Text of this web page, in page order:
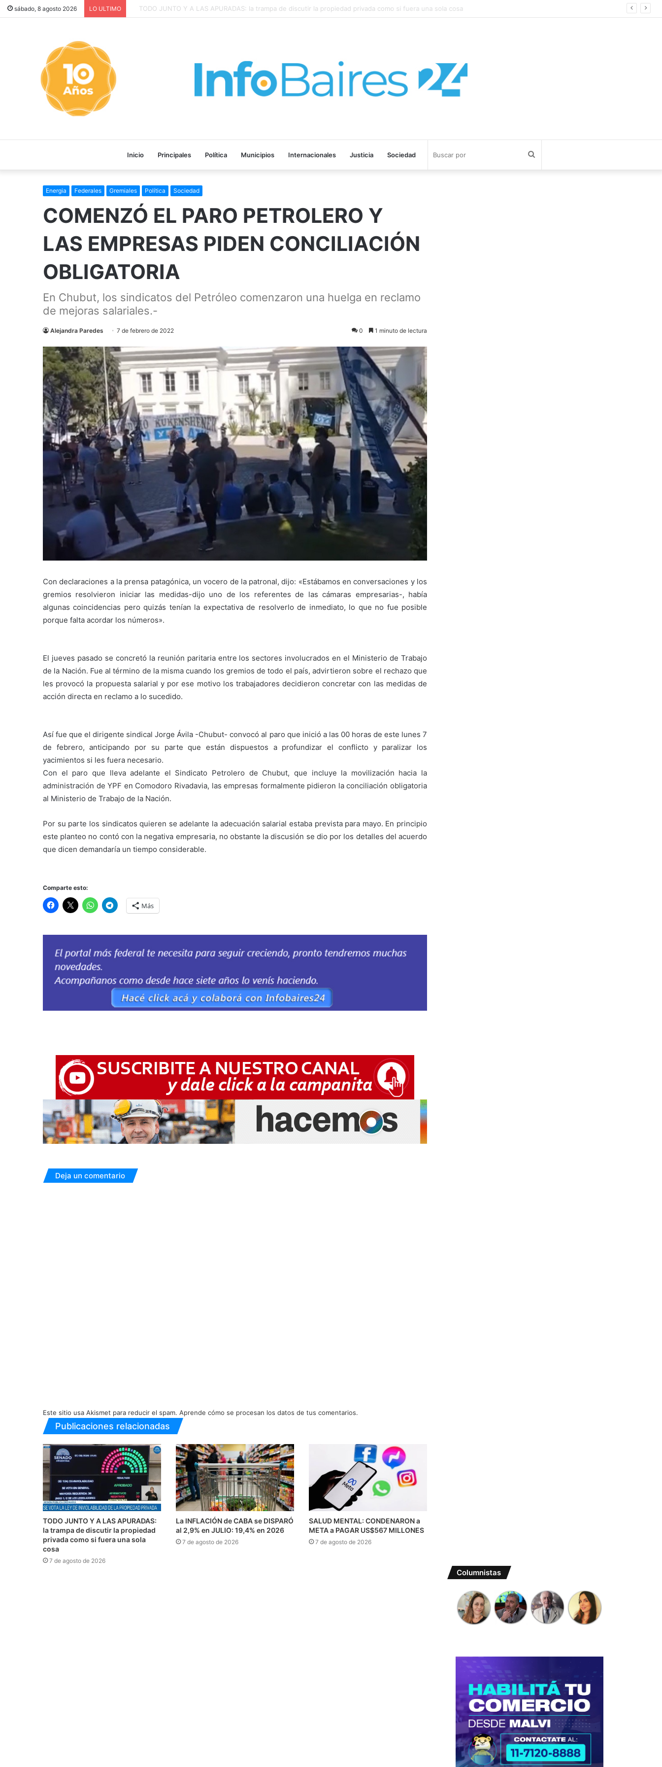
sábado, 8 agosto 2026 LO ULTIMO La INFLACIÓN de CABA se DISPARÓ al 2,9% en JULIO: 19,4% en 2026
Inicio Principales Política Municipios Internacionales Justicia Sociedad
Energia Federales Gremiales Política Sociedad
COMENZÓ EL PARO PETROLERO Y
LAS EMPRESAS PIDEN CONCILIACIÓN
OBLIGATORIA
En Chubut, los sindicatos del Petróleo comenzaron una huelga en reclamo
de mejoras salariales.-
Alejandra Paredes 7 de febrero de 2022 0 1 minuto de lectura
Con declaraciones a la prensa patagónica, un vocero de la patronal, dijo: «Estábamos en conversaciones y los
gremios resolvieron iniciar las medidas-dijo uno de los referentes de las cámaras empresarias-, había
algunas coincidencias pero quizás tenían la expectativa de resolverlo de inmediato, lo que no fue posible
porque falta acordar los números».
El jueves pasado se concretó la reunión paritaria entre los sectores involucrados en el Ministerio de Trabajo
de la Nación. Fue al término de la misma cuando los gremios de todo el país, advirtieron sobre el rechazo que
les provocó la propuesta salarial y por ese motivo los trabajadores decidieron concretar con las medidas de
acción directa en reclamo a lo sucedido.
Así fue que el dirigente sindical Jorge Ávila -Chubut- convocó al paro que inició a las 00 horas de este lunes 7
de febrero, anticipando por su parte que están dispuestos a profundizar el conflicto y paralizar los
yacimientos si les fuera necesario.
Con el paro que lleva adelante el Sindicato Petrolero de Chubut, que incluye la movilización hacia la
administración de YPF en Comodoro Rivadavia, las empresas formalmente pidieron la conciliación obligatoria
al Ministerio de Trabajo de la Nación.
Por su parte los sindicatos quieren se adelante la adecuación salarial estaba prevista para mayo. En principio
este planteo no contó con la negativa empresaria, no obstante la discusión se dio por los detalles del acuerdo
que dicen demandaría un tiempo considerable.
Comparte esto:
Más
Deja un comentario
Este sitio usa Akismet para reducir el spam. Aprende cómo se procesan los datos de tus comentarios.
Publicaciones relacionadas
TODO JUNTO Y A LAS APURADAS:
la trampa de discutir la propiedad
privada como si fuera una sola
cosa
7 de agosto de 2026
La INFLACIÓN de CABA se DISPARÓ
al 2,9% en JULIO: 19,4% en 2026
7 de agosto de 2026
SALUD MENTAL: CONDENARON a
META a PAGAR US$567 MILLONES
7 de agosto de 2026
Columnistas